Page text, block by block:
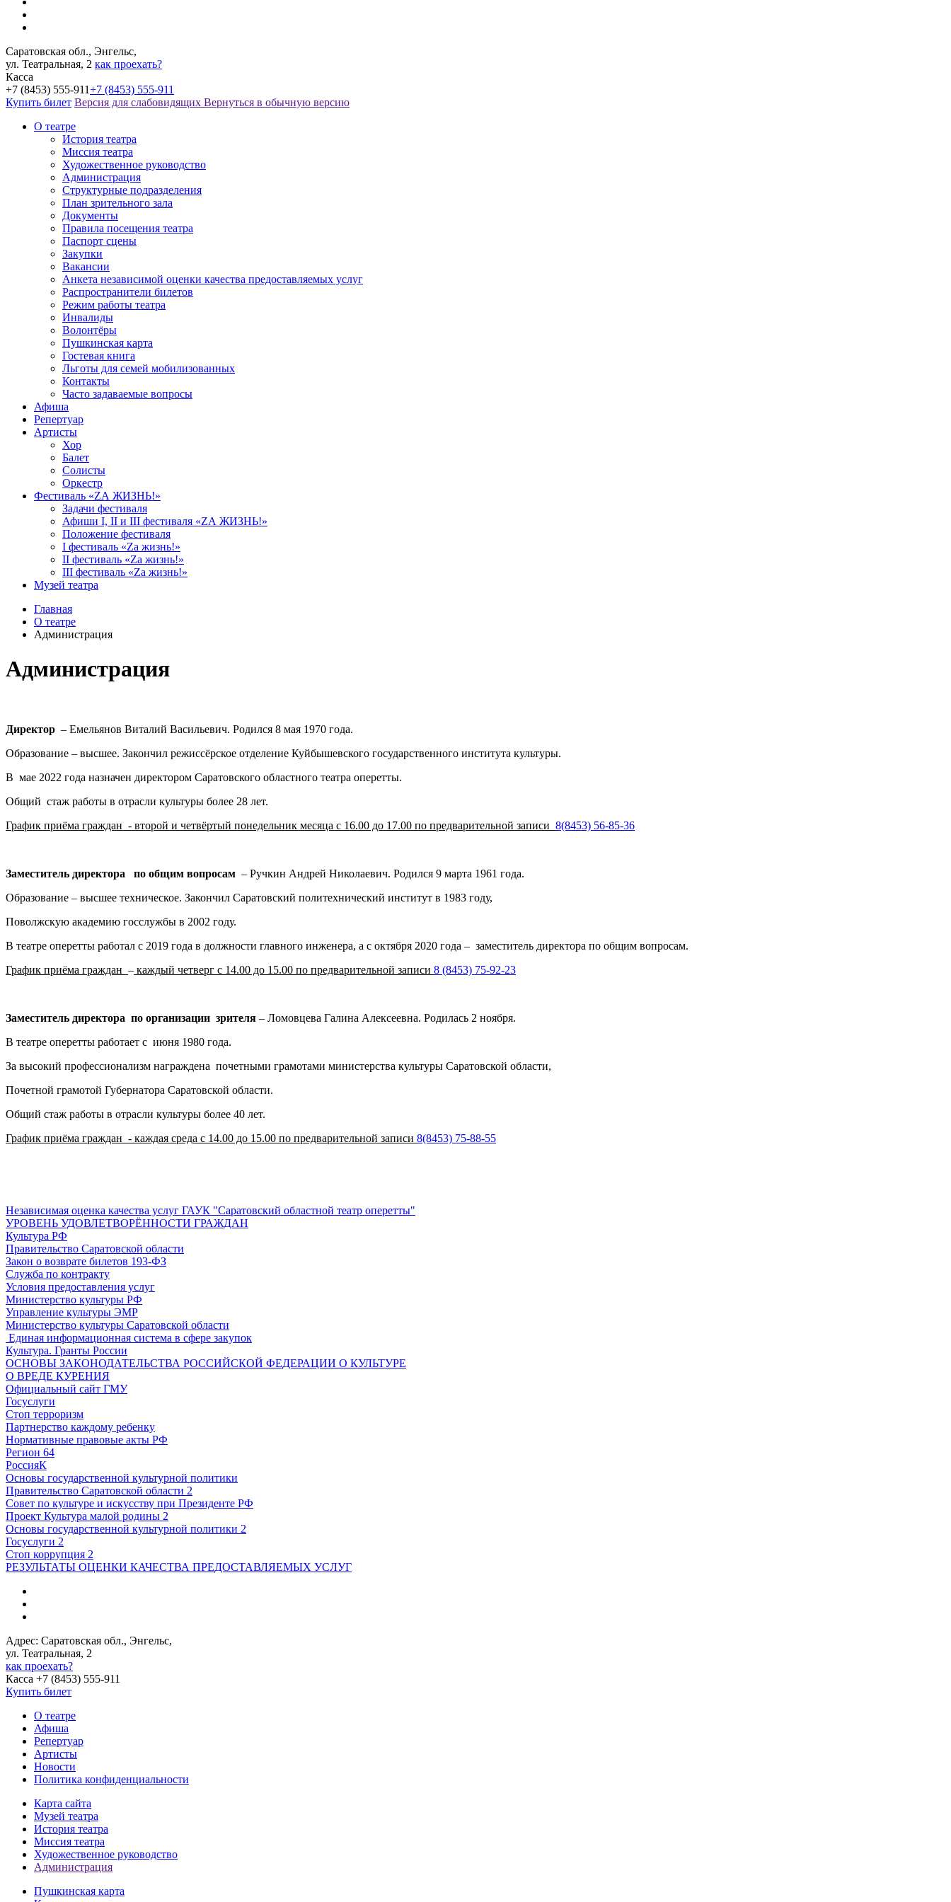
Саратовская обл., Энгельс,
ул. Театральная, 2 как проехать?
Касса
+7 (8453) 555-911+7 (8453) 555-911
Купить билет Версия для слабовидящих Вернуться в обычную версию
О театре
История театра
Миссия театра
Художественное руководство
Администрация
Структурные подразделения
План зрительного зала
Документы
Правила посещения театра
Паспорт сцены
Закупки
Вакансии
Анкета независимой оценки качества предоставляемых услуг
Распространители билетов
Режим работы театра
Инвалиды
Волонтёры
Пушкинская карта
Гостевая книга
Льготы для семей мобилизованных
Контакты
Часто задаваемые вопросы
Афиша
Репертуар
Артисты
Хор
Балет
Солисты
Оркестр
Фестиваль «ZА ЖИЗНЬ!»
Задачи фестиваля
Афиши I, II и III фестиваля «ZА ЖИЗНЬ!»
Положение фестиваля
I фестиваль «Zа жизнь!»
II фестиваль «Zа жизнь!»
III фестиваль «Zа жизнь!»
Музей театра
Главная
О театре
Администрация
Администрация
Директор – Емельянов Виталий Васильевич. Родился 8 мая 1970 года.
Образование – высшее. Закончил режиссёрское отделение Куйбышевского государственного института культуры.
В мае 2022 года назначен директором Саратовского областного театра оперетты.
Общий стаж работы в отрасли культуры более 28 лет.
График приёма граждан - второй и четвёртый понедельник месяца с 16.00 до 17.00 по предварительной записи 8(8453) 56-85-36
Заместитель директора по общим вопросам – Ручкин Андрей Николаевич. Родился 9 марта 1961 года.
Образование – высшее техническое. Закончил Саратовский политехнический институт в 1983 году,
Поволжскую академию госслужбы в 2002 году.
В театре оперетты работал с 2019 года в должности главного инженера, а с октября 2020 года – заместитель директора по общим вопросам.
График приёма граждан – каждый четверг с 14.00 до 15.00 по предварительной записи 8 (8453) 75-92-23
Заместитель директора по организации зрителя – Ломовцева Галина Алексеевна. Родилась 2 ноября.
В театре оперетты работает с июня 1980 года.
За высокий профессионализм награждена почетными грамотами министерства культуры Саратовской области,
Почетной грамотой Губернатора Саратовской области.
Общий стаж работы в отрасли культуры более 40 лет.
График приёма граждан - каждая среда с 14.00 до 15.00 по предварительной записи 8(8453) 75-88-55
Независимая оценка качества услуг ГАУК "Саратовский областной театр оперетты"
УРОВЕНЬ УДОВЛЕТВОРЁННОСТИ ГРАЖДАН
Культура РФ
Правительство Саратовской области
Закон о возврате билетов 193-ФЗ
Служба по контракту
Условия предоставления услуг
Министерство культуры РФ
Управление культуры ЭМР
Министерство культуры Саратовской области
Единая информационная система в сфере закупок
Культура. Гранты России
ОСНОВЫ ЗАКОНОДАТЕЛЬСТВА РОССИЙСКОЙ ФЕДЕРАЦИИ О КУЛЬТУРЕ
О ВРЕДЕ КУРЕНИЯ
Официальный сайт ГМУ
Госуслуги
Стоп терроризм
Партнерство каждому ребенку
Нормативные правовые акты РФ
Регион 64
РоссияК
Основы государственной культурной политики
Правительство Саратовской области 2
Совет по культуре и искусству при Президенте РФ
Проект Культура малой родины 2
Основы государственной культурной политики 2
Госуслуги 2
Стоп коррупция 2
РЕЗУЛЬТАТЫ ОЦЕНКИ КАЧЕСТВА ПРЕДОСТАВЛЯЕМЫХ УСЛУГ
Адрес: Саратовская обл., Энгельс,
ул. Театральная, 2
как проехать?
Касса +7 (8453) 555-911
Купить билет
О театре
Афиша
Репертуар
Артисты
Новости
Политика конфиденциальности
Карта сайта
Музей театра
История театра
Миссия театра
Художественное руководство
Администрация
Пушкинская карта